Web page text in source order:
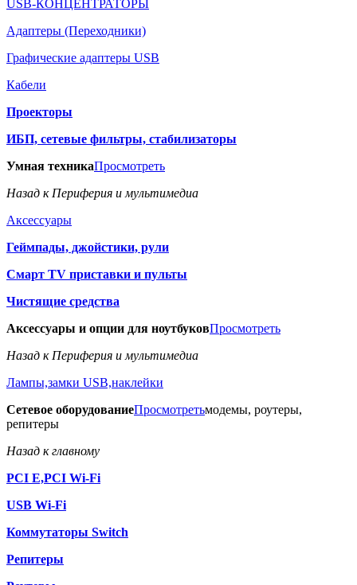
USB-КОНЦЕНТРАТОРЫ
Адаптеры (Переходники)
Графические адаптеры USB
Кабели
Проекторы
ИБП, сетевые фильтры, стабилизаторы
Умная техникаПросмотреть
Назад к Периферия и мультимедиа
Аксессуары
Геймпады, джойстики, рули
Смарт TV приставки и пульты
Чистящие средства
Аксессуары и опции для ноутбуковПросмотреть
Назад к Периферия и мультимедиа
Лампы,замки USB,наклейки
Сетевое оборудованиеПросмотретьмодемы, роутеры,
репитеры
Назад к главному
PCI E,PCI Wi-Fi
USB Wi-Fi
Коммутаторы Switch
Репитеры